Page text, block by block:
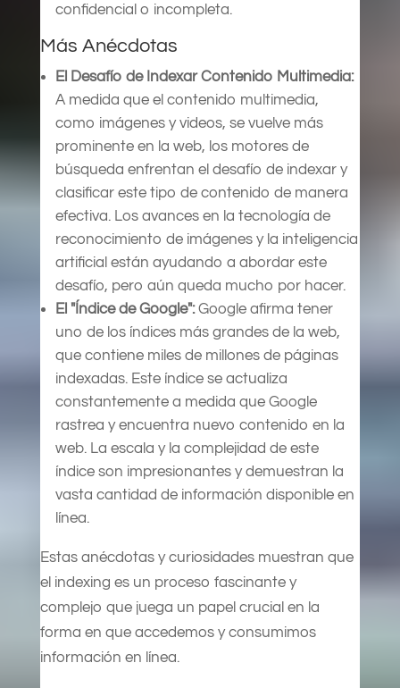
confidencial o incompleta.
Más Anécdotas
El Desafío de Indexar Contenido Multimedia:
A medida que el contenido multimedia,
como imágenes y videos, se vuelve más
prominente en la web, los motores de
búsqueda enfrentan el desafío de indexar y
clasificar este tipo de contenido de manera
efectiva. Los avances en la tecnología de
reconocimiento de imágenes y la inteligencia
artificial están ayudando a abordar este
desafío, pero aún queda mucho por hacer.
El "Índice de Google":Google afirma tener
uno de los índices más grandes de la web,
que contiene miles de millones de páginas
indexadas. Este índice se actualiza
constantemente a medida que Google
rastrea y encuentra nuevo contenido en la
web. La escala y la complejidad de este
índice son impresionantes y demuestran la
vasta cantidad de información disponible en
línea.
Estas anécdotas y curiosidades muestran que
el indexing es un proceso fascinante y
complejo que juega un papel crucial en la
forma en que accedemos y consumimos
información en línea.